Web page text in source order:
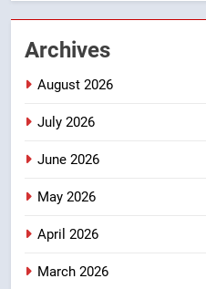
3
Archives
August 2026
July 2026
June 2026
May 2026
April 2026
March 2026